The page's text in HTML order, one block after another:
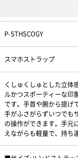
P-STHSCOGY
スマホストラップ
くしゅくしゅとした立体
ルかつスポーティーな印
です。手首や腕から提げ
手がふさがらずいつでも
の操作ができます。手元
えながらも軽量で、持ち